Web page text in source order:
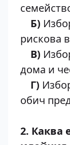
Б)
рискова
В)
дома и
Г)
обич
2. Каква